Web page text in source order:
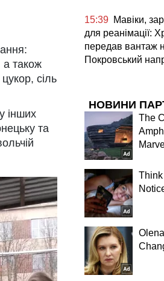
а також
сіль
інших
та
15:39 Мавіки,
для реанімації:
передав вантаж
Покровський
НОВИНИ
The